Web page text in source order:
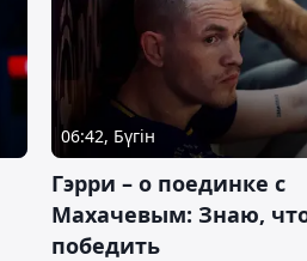
06:42, Бүгін
Гэрри – о поединке с
Махачевым: Знаю,
победить